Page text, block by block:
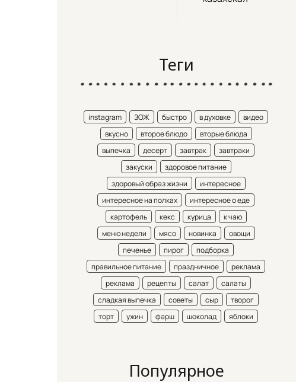
Теги
instagram ЗОЖ быстро в духовке
видео
вкусно
второе блюдо
вторые блюда
выпечка
десерт завтрак
завтраки
закуски
здоровое питание
здоровый образ жизни
интересное
интересное на полках
интересное о еде
картофель
кекс курица
к чаю
меню недели
мясо новинка
овощи
печенье
пирог
подборка
правильное питание
праздничное
реклама
реклама
рецепты салат
салаты
сладкая выпечка
советы сыр
творог
торт
ужин фарш шоколад яблоки
Популярное